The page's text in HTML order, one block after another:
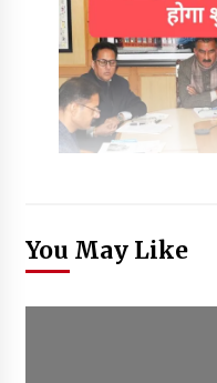
You May Like